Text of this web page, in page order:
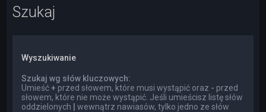
Szukaj
Wyszukiwanie
Szukaj wg słów kluczowych:
Umieść+ przed słowem, które musi wystąpić oraz - przed
słowem, które nie może wystąpić. Jeśli umieścisz listę słów
oddzielonych
wewnątrz nawiasów, tylko jedno ze słów